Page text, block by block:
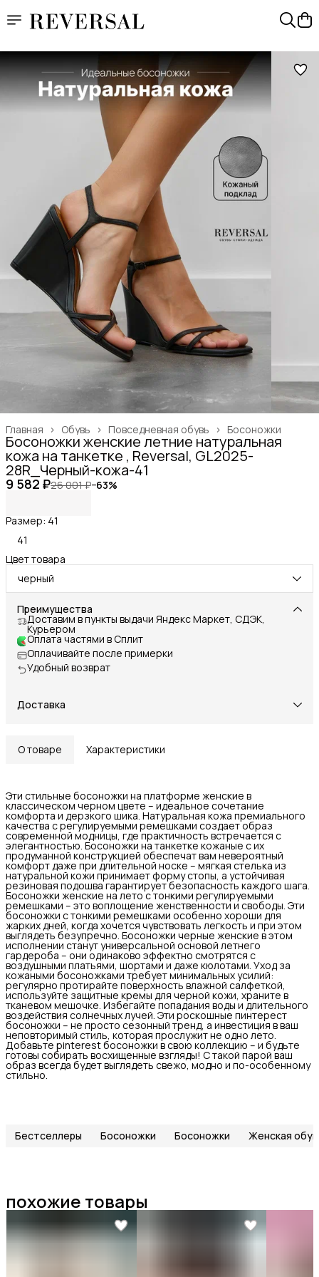
Босоножки
Повседневная обувь ›
Обувь ›
Главная ›
Босоножки женские летние натуральная
кожа на танкетке , Reversal, GL2025-
28R_Черный-кожа-41
9 582 ₽26 001 ₽−63%
Размер: 41
41
Цвет товара
черный
Преимущества
Доставим в пункты выдачи Яндекс Маркет, СДЭК,
Курьером
Оплата частями в Сплит
Оплачивайте после примерки
Удобный возврат
Доставка
О товаре Характеристики
Эти стильные босоножки на платформе женские в
классическом черном цвете – идеальное сочетание
комфорта и дерзкого шика. Натуральная кожа премиального
качества с регулируемыми ремешками создает образ
современной модницы, где практичность встречается с
элегантностью. Босоножки на танкетке кожаные с их
продуманной конструкцией обеспечат вам невероятный
комфорт даже при длительной носке – мягкая стелька из
натуральной кожи принимает форму стопы, а устойчивая
резиновая подошва гарантирует безопасность каждого шага.
Босоножки женские на лето с тонкими регулируемыми
ремешками – это воплощение женственности и свободы. Эти
босоножки с тонкими ремешками особенно хороши для
жарких дней, когда хочется чувствовать легкость и при этом
выглядеть безупречно. Босоножки черные женские в этом
исполнении станут универсальной основой летнего
гардероба – они одинаково эффектно смотрятся с
воздушными платьями, шортами и даже кюлотами. Уход за
кожаными босоножками требует минимальных усилий:
регулярно протирайте поверхность влажной салфеткой,
используйте защитные кремы для черной кожи, храните в
тканевом мешочке. Избегайте попадания воды и длительного
воздействия солнечных лучей. Эти роскошные пинтерест
босоножки – не просто сезонный тренд, а инвестиция в ваш
неповторимый стиль, которая прослужит не одно лето.
Добавьте pinterest босоножки в свою коллекцию – и будьте
готовы собирать восхищенные взгляды! С такой парой ваш
образ всегда будет выглядеть свежо, модно и по-особенному
стильно.
Бестселлеры Босоножки Босоножки Женская
похожие товары